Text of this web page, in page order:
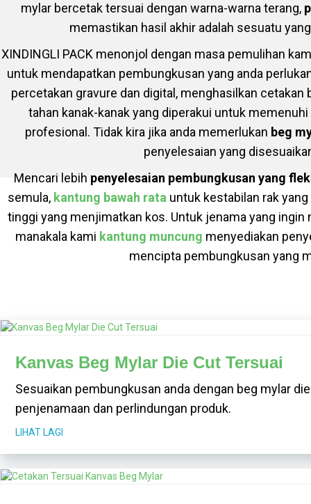
mylar bercetak tersuai dengan warna-warna terang,
memastikan hasil akhir adalah sesuatu
XINDINGLI PACK menonjol dengan masa pemulihan
untuk mendapatkan pembungkusan yang anda
percetakan gravure dan digital, menghasilkan
tahan kanak-kanak yang diperakui untuk
profesional. Tidak kira jika anda memerlukan beg
penyelesaian yang
Mencari lebih penyelesaian pembungkusan yang
semula, kantung bawah ratauntuk kestabilan rak
tinggi yang menjimatkan kos. Untuk jenama yang
manakala kami kantung muncung menyediakan
mencipta pembungkusan yang
Kanvas Beg Mylar Die Cut Tersuai
Sesuaikan pembungkusan anda dengan beg mylar
penjenamaan dan perlindungan produk.
LIHAT LAGI